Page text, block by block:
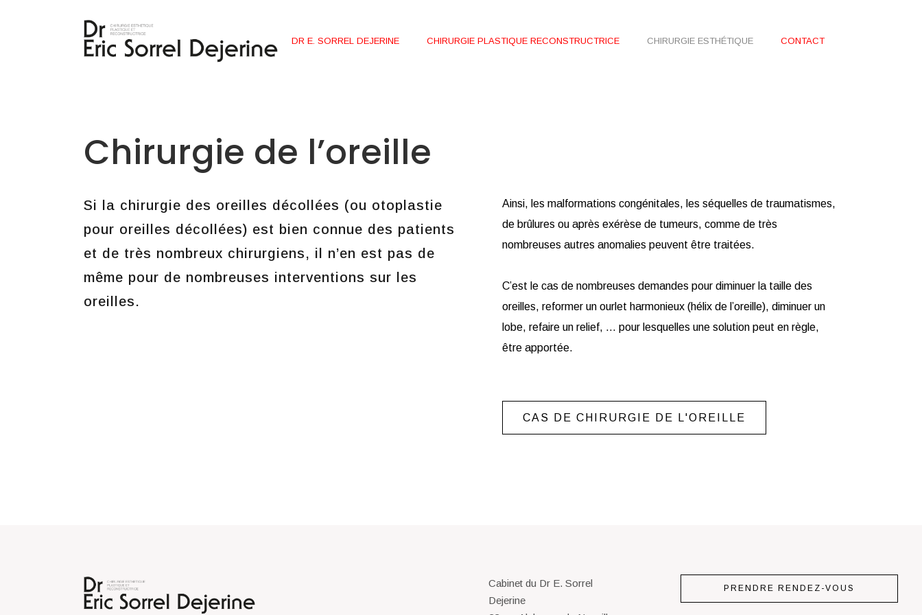
DR E. SORREL DEJERINE CHIRURGIE PLASTIQUE RECONSTRUCTRICE CHIRURGIE ESTHÉTIQUE CONTACT
Chirurgie de l’oreille
Si la chirurgie des oreilles décollées (ou otoplastie
pour oreilles décollées) est bien connue des patients
et de très nombreux chirurgiens, il n’en est pas de
même pour de nombreuses interventions sur les
oreilles.
Ainsi, les malformations congénitales, les séquelles de traumatismes,
de brûlures ou après exérèse de tumeurs, comme de très
nombreuses autres anomalies peuvent être traitées.
C’est le cas de nombreuses demandes pour diminuer la taille des
oreilles, reformer un ourlet harmonieux (hélix de l’oreille), diminuer un
lobe, refaire un relief, … pour lesquelles une solution peut en règle,
être apportée.
CAS DE CHIRURGIE DE L'OREILLE
Cabinet du Dr E. Sorrel
Dejerine
PRENDRE RENDEZ-VOUS